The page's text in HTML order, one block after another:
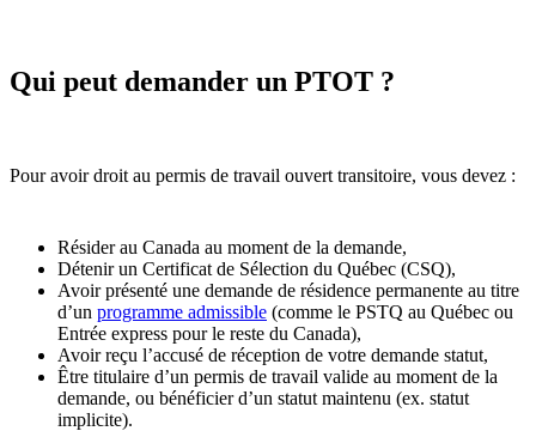
Qui peut demander un PTOT ?
Pour avoir droit au permis de travail ouvert transitoire, vous devez :
Résider au Canada au moment de la demande,
Détenir un Certificat de Sélection du Québec (CSQ),
Avoir présenté une demande de résidence permanente au titre
d’un programme admissible (comme le PSTQ au Québec ou
Entrée express pour le reste du Canada),
Avoir reçu l’accusé de réception de votre demande statut,
Être titulaire d’un permis de travail valide au moment de la
demande, ou bénéficier d’un statut maintenu (ex. statut
implicite).